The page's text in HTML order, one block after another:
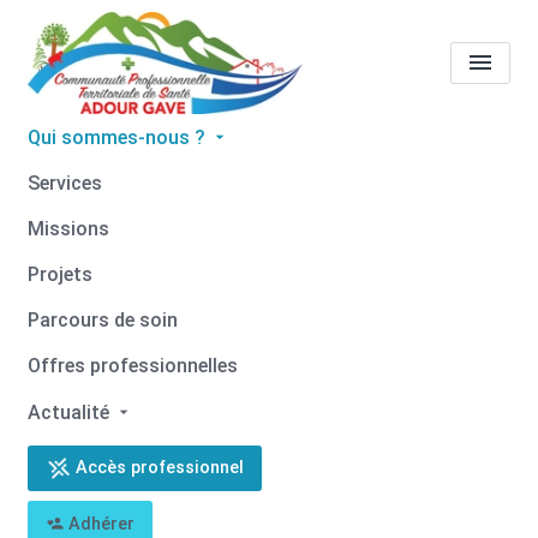
Qui sommes-nous ?
Services
Missions
Projets
Parcours de soin
Offres professionnelles
Actualité
Accès professionnel
Adhérer
Tous les professionnels de
DARRIGRAND-NAULE
Accueil
Retour